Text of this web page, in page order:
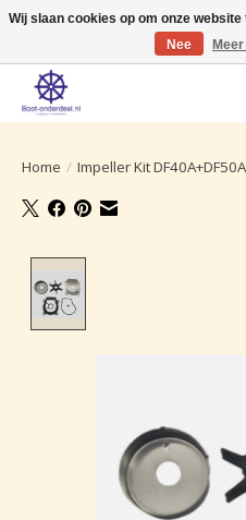
Ruime selectie producten voor uw
Home / Impeller Kit
Wij slaan cookies op om onze
Nee